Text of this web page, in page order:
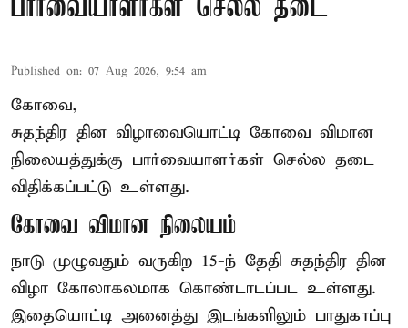
பார்வையாளர்கள் செல்ல தடை
Published on: 07 Aug 2026, 9:54 am
கோவை,
சுதந்திர தின விழாவையொட்டி கோவை விமான
நிலையத்துக்கு பார்வையாளர்கள் செல்ல தடை
விதிக்கப்பட்டு உள்ளது.
கோவை விமான நிலையம்
நாடு முழுவதும் வருகிற 15-ந் தேதி சுதந்திர தின
விழா கோலாகலமாக கொண்டாடப்பட உள்ளது.
இதையொட்டி அனைத்து இடங்களிலும் பாதுகாப்பு